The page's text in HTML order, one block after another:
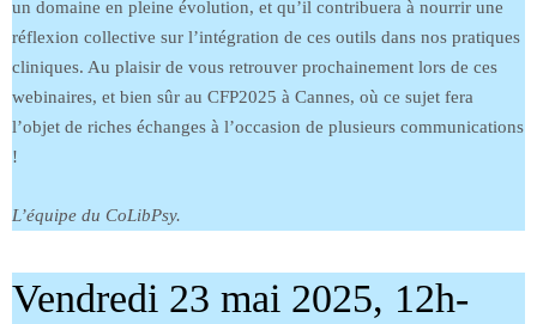
un domaine en pleine évolution, et qu’il contribuera à nourrir une
réflexion collective sur l’intégration de ces outils dans nos pratiques
cliniques. Au plaisir de vous retrouver prochainement lors de ces
webinaires, et bien sûr au CFP2025 à Cannes, où ce sujet fera
l’objet de riches échanges à l’occasion de plusieurs communications
!
L’équipe du CoLibPsy.
Vendredi 23 mai 2025, 12h-